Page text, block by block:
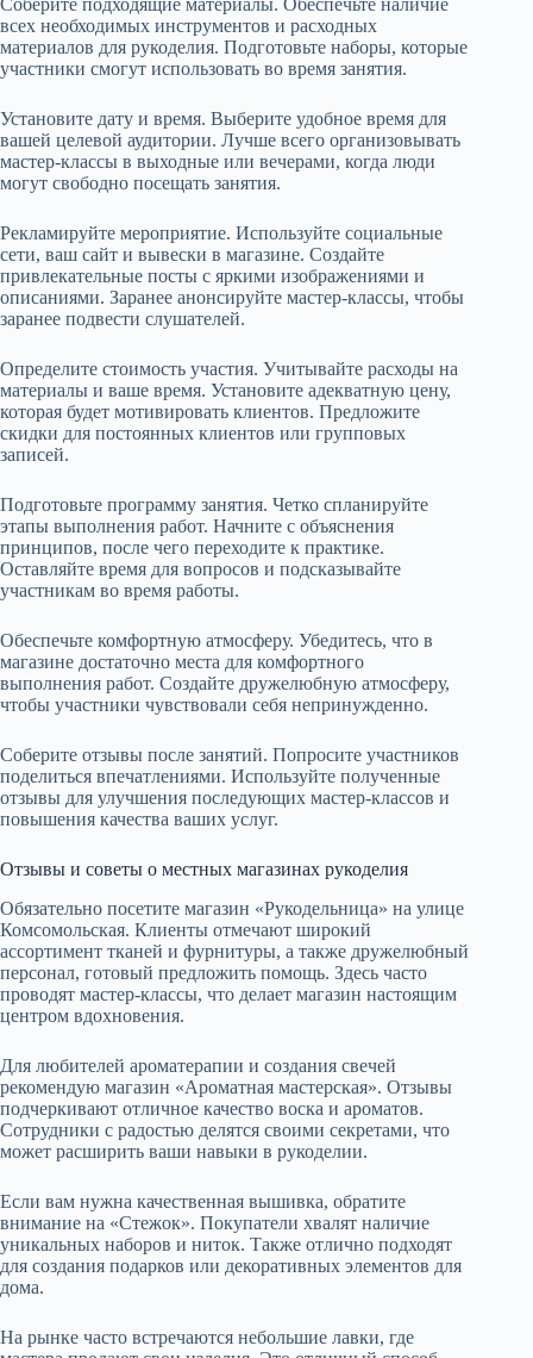
Соберите подходящие материалы. Обеспечьте наличие
всех необходимых инструментов и расходных
материалов для рукоделия. Подготовьте наборы, которые
участники смогут использовать во время занятия.
Установите дату и время. Выберите удобное время для
вашей целевой аудитории. Лучше всего организовывать
мастер-классы в выходные или вечерами, когда люди
могут свободно посещать занятия.
Рекламируйте мероприятие. Используйте социальные
сети, ваш сайт и вывески в магазине. Создайте
привлекательные посты с яркими изображениями и
описаниями. Заранее анонсируйте мастер-классы, чтобы
заранее подвести слушателей.
Определите стоимость участия. Учитывайте расходы на
материалы и ваше время. Установите адекватную цену,
которая будет мотивировать клиентов. Предложите
скидки для постоянных клиентов или групповых
записей.
Подготовьте программу занятия. Четко спланируйте
этапы выполнения работ. Начните с объяснения
принципов, после чего переходите к практике.
Оставляйте время для вопросов и подсказывайте
участникам во время работы.
Обеспечьте комфортную атмосферу. Убедитесь, что в
магазине достаточно места для комфортного
выполнения работ. Создайте дружелюбную атмосферу,
чтобы участники чувствовали себя непринужденно.
Соберите отзывы после занятий. Попросите участников
поделиться впечатлениями. Используйте полученные
отзывы для улучшения последующих мастер-классов и
повышения качества ваших услуг.
Отзывы и советы о местных магазинах рукоделия
Обязательно посетите магазин «Рукодельница» на улице
Комсомольская. Клиенты отмечают широкий
ассортимент тканей и фурнитуры, а также дружелюбный
персонал, готовый предложить помощь. Здесь часто
проводят мастер-классы, что делает магазин настоящим
центром вдохновения.
Для любителей ароматерапии и создания свечей
рекомендую магазин «Ароматная мастерская». Отзывы
подчеркивают отличное качество воска и ароматов.
Сотрудники с радостью делятся своими секретами, что
может расширить ваши навыки в рукоделии.
Если вам нужна качественная вышивка, обратите
внимание на «Стежок». Покупатели хвалят наличие
уникальных наборов и ниток. Также отлично подходят
для создания подарков или декоративных элементов для
дома.
На рынке часто встречаются небольшие лавки, где